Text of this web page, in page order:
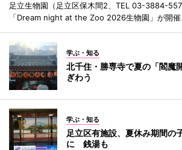
足立生物園（足立区保木間2、TEL 03-3884-
「Dream night at the Zoo 2026生物園」が開催
学ぶ・知る
北千住・勝専寺で夏の「閻
ぎわう
学ぶ・知る
足立区有施設、夏休み期間の
に 銭湯も